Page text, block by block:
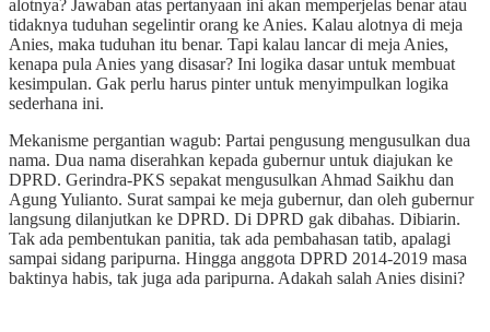
alotnya? Jawaban atas pertanyaan ini akan memperjelas benar atau
tidaknya tuduhan segelintir orang ke Anies. Kalau alotnya di meja
Anies, maka tuduhan itu benar. Tapi kalau lancar di meja Anies,
kenapa pula Anies yang disasar? Ini logika dasar untuk membuat
kesimpulan. Gak perlu harus pinter untuk menyimpulkan logika
sederhana ini.
Mekanisme pergantian wagub: Partai pengusung mengusulkan dua
nama. Dua nama diserahkan kepada gubernur untuk diajukan ke
DPRD. Gerindra-PKS sepakat mengusulkan Ahmad Saikhu dan
Agung Yulianto. Surat sampai ke meja gubernur, dan oleh gubernur
langsung dilanjutkan ke DPRD. Di DPRD gak dibahas. Dibiarin.
Tak ada pembentukan panitia, tak ada pembahasan tatib, apalagi
sampai sidang paripurna. Hingga anggota DPRD 2014-2019 masa
baktinya habis, tak juga ada paripurna. Adakah salah Anies disini?